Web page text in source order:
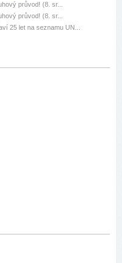
průvod! (8. sr...
průvod! (8. sr...
25 let na seznamu UN...